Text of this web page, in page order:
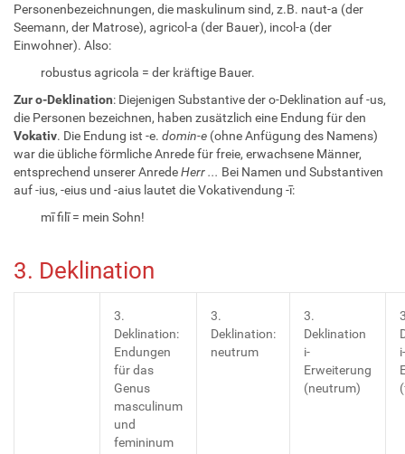
Personenbezeichnungen, die maskulinum sind, z.B. naut-a (der
Seemann, der Matrose), agricol-a (der Bauer), incol-a (der
Einwohner). Also:
robustus agricola = der kräftige Bauer.
Zur o-Deklination: Diejenigen Substantive der o-Deklination auf -us,
die Personen bezeichnen, haben zusätzlich eine Endung für den
Vokativ. Die Endung ist -e. domin-e (ohne Anfügung des Namens)
war die übliche förmliche Anrede für freie, erwachsene Männer,
entsprechend unserer AnredeHerr ... Bei Namen und Substantiven
auf -ius, -eius und -aius lautet die Vokativendung -ī:
mī filī = mein Sohn!
3. Deklination
3.
Deklination:
Endungen
für das
Genus
masculinum
und
femininum
3.
Deklination:
neutrum
3.
Deklination
i-
Erweiterung
(neutrum)
i-